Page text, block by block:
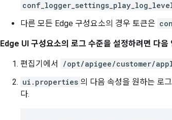
다른 모든 Edge 구성요소의 경우 토큰은
Edge UI 구성요소의 로그 수준을 설정하려면 다음
편집기에서 /opt/apigee/customer/
ui.properties 의 다음 속성을 원하는 로
다.